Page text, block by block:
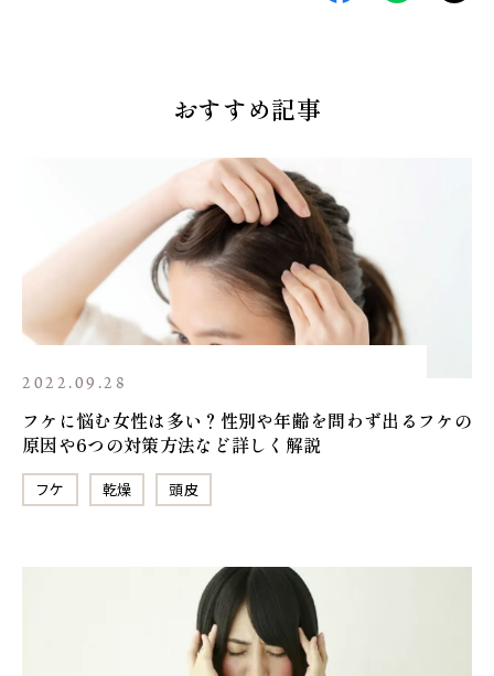
おすすめ記事
2022.09.28
フケに悩む女性は多い？性別や年齢を問わず出るフケの
原因や6つの対策方法など詳しく解説
フケ 乾燥 頭皮